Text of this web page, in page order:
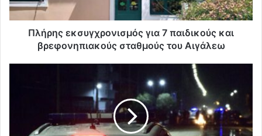
Πλήρης εκσυγχρονισμός για 7 παιδικούς και
βρεφονηπιακούς σταθμούς του Αιγάλεω